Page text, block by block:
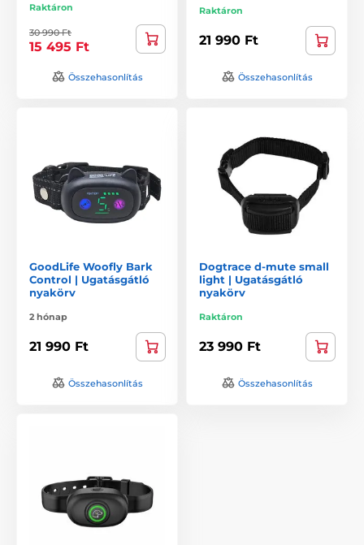
Raktáron
30 990 Ft
15 495 Ft
Összehasonlítás
Raktáron
21 990 Ft
Összehasonlítás
GoodLife Woofly Bark
Control | Ugatásgátló
nyakörv
2 hónap
21 990 Ft
Összehasonlítás
Dogtrace d-mute small
light | Ugatásgátló
nyakörv
Raktáron
23 990 Ft
Összehasonlítás